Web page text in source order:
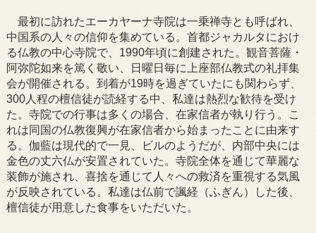
最初に訪れたエーカヤーナ寺院は一乗禅寺とも呼ばれ、
中国系の人々の信仰を集めている。首都ジャカルタにおけ
る仏教の中心寺院で、1990年頃に創建された。観音菩薩・
阿弥陀如来を篤く敬い、日曜日毎に上座部仏教式の礼拝集
会が開催される。到着が19時を過ぎていたにも関わらず、
300人程の檀信徒が読経する中、私達は熱烈な歓待を受け
た。寺院での行事は多くの場合、在家信者が執り行う。こ
れは同国の仏教復興が在家信者から始まったことに由来す
る。伽藍は現代的で一見、ビルのようだが、内部中央には
金色の丈六仏が安置されていた。寺院全体を通じて華麗な
装飾が施され、喜捨を通じて人々への救済を重視する気風
が反映されている。私達は仏前で諷経（ふぎん）した後、
檀信徒が用意した食事をいただいた。